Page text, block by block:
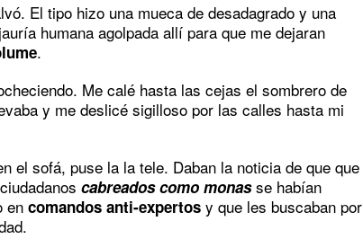
El tipo hizo una mueca de desadagrado y una
humana agolpada allí para que me dejaran
.
Me calé hasta las cejas el sombrero de
y me deslicé sigilloso por las calles hasta mi
el sofá, puse la la tele. Daban la noticia de que que
cabreados como monasse habían
en comandos anti-expertos y que les buscaban por